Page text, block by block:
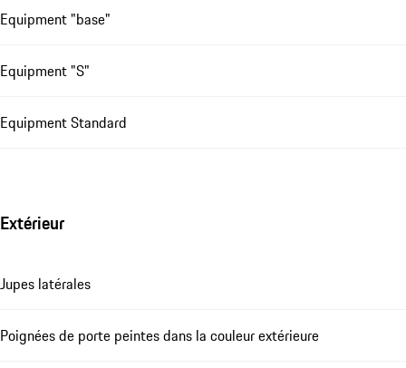
Equipment "base"
Equipment "S"
Equipment Standard
Extérieur
Jupes latérales
Poignées de porte peintes dans la couleur extérieure